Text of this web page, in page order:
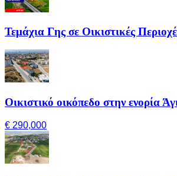
Τεμάχια Γης σε Οικιστικές
Οικιστικό οικόπεδο στην ενορία
€ 290,000